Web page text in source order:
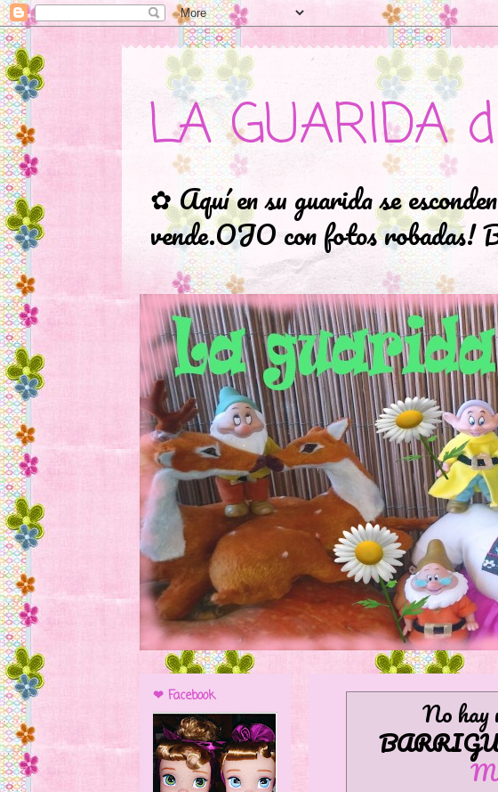
LA GUARIDA
✿ Aquí en su guarida se
vende.OJO con fotos robadas!
No hay
❤ Facebook